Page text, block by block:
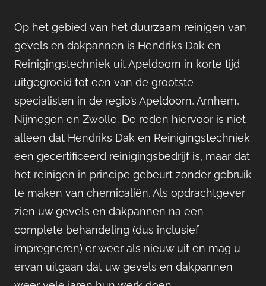
Op het gebied van het duurzaam reinigen van
gevels en dakpannen is Hendriks Dak en
Reinigingstechniek uit Apeldoorn in korte tijd
uitgegroeid tot een van de grootste
specialisten in de regio’s Apeldoorn, Arnhem,
Nijmegen en Zwolle. De reden hiervoor is niet
alleen dat Hendriks Dak en Reinigingstechniek
een gecertificeerd reinigingsbedrijf is, maar dat
het reinigen in principe gebeurt zonder gebruik
te maken van chemicaliën. Als opdrachtgever
zien uw gevels en dakpannen na een
complete behandeling (dus inclusief
impregneren) er weer als nieuw uit en mag u
ervan uitgaan dat uw gevels en dakpannen